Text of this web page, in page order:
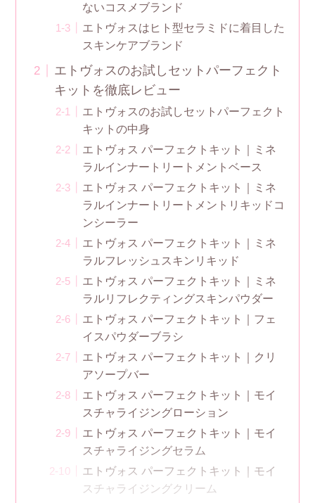
ないコスメブランド
エトヴォスはヒト型セラミドに着目した
スキンケアブランド
エトヴォスのお試しセットパーフェクト
キットを徹底レビュー
エトヴォスのお試しセットパーフェクト
キットの中身
エトヴォス パーフェクトキット｜ミネ
ラルインナートリートメントベース
エトヴォス パーフェクトキット｜ミネ
ラルインナートリートメントリキッドコ
ンシーラー
エトヴォス パーフェクトキット｜ミネ
ラルフレッシュスキンリキッド
エトヴォス パーフェクトキット｜ミネ
ラルリフレクティングスキンパウダー
エトヴォス パーフェクトキット｜フェ
イスパウダーブラシ
エトヴォス パーフェクトキット｜クリ
アソープバー
エトヴォス パーフェクトキット｜モイ
スチャライジングローション
エトヴォス パーフェクトキット｜モイ
スチャライジングセラム
エトヴォス パーフェクトキット｜モイ
スチャライジングクリーム